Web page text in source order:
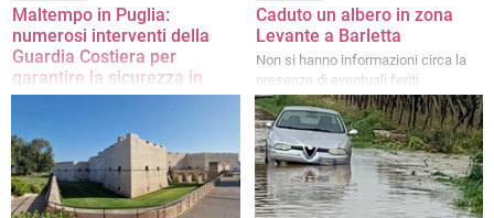
Maltempo in Puglia:
numerosi interventi della
Guardia Costiera per
garantire la sicurezza in
mare
seguito della segnalazione di un
presunto natante alla deriva che
hanno dato esito negativo
Caduto un albero in zona
Levante a Barletta
Non si hanno informazioni circa la
presenza di eventuali feriti